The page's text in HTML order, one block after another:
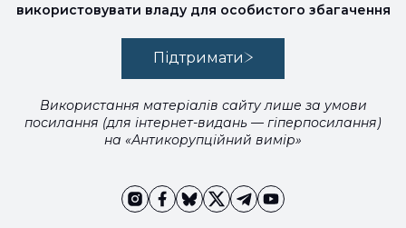
використовувати владу для особистого збагачення
Підтримати
Використання матеріалів сайту лише за умови
посилання (для інтернет-видань — гіперпосилання)
на «Антикорупційний вимір»